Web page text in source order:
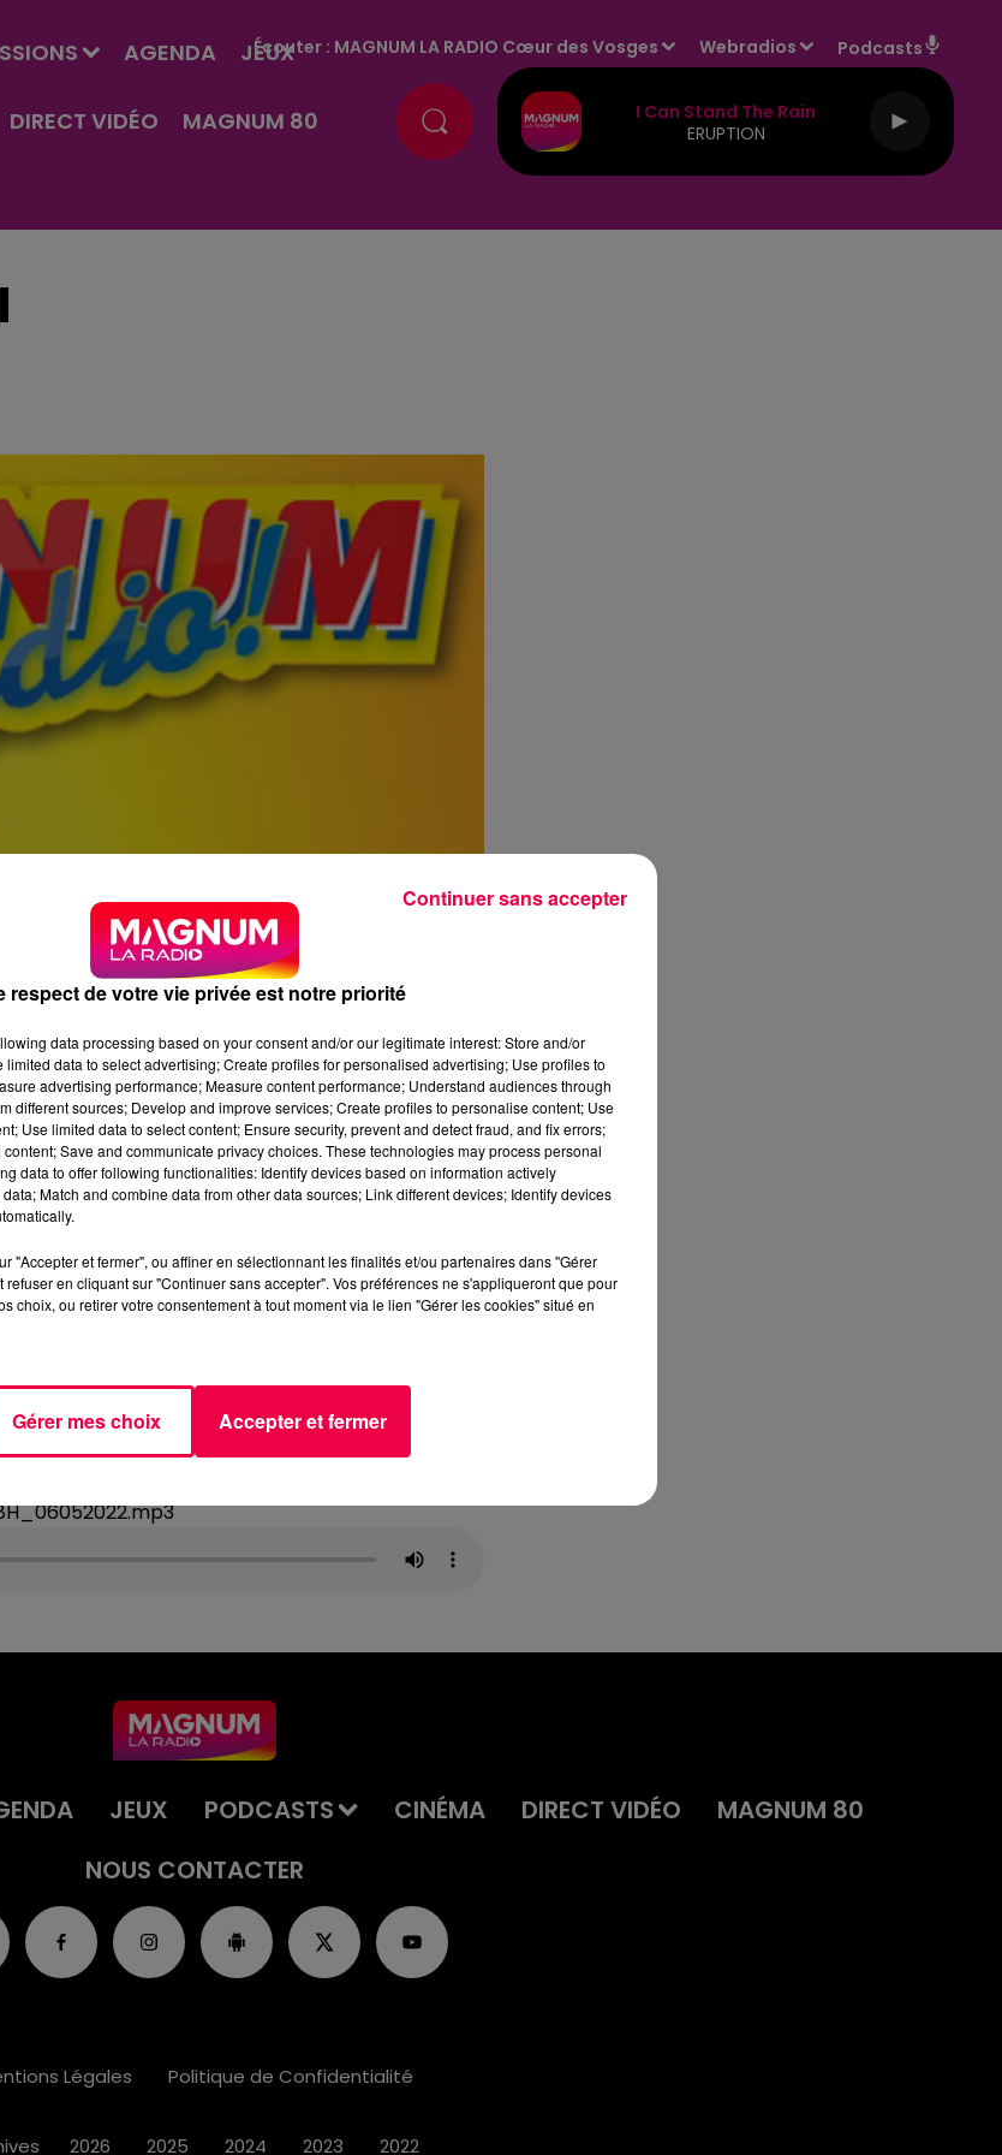
AGENDA JEUX
DIRECT VIDÉO MAGNUM 80
Écouter : MAGNUM LA RADIO Cœur des Vosges Webradios Podcasts
I Can Stand The Rain
ERUPTION
JEUX PODCASTS CINÉMA DIRECT VIDÉO
MAGNUM 80
NOUS CONTACTER
Légales Politique de Confidentialité
2026 2025 2024 2023 2022
respect de votre vie privée est notre priorité
data processing based on your consent and/or our legitimate interest: Store and/or
data to select advertising; Create profiles for personalised advertising; Use profiles to
advertising performance; Measure content performance; Understand audiences through
different sources; Develop and improve services; Create profiles to personalise content; Use
Use limited data to select content; Ensure security, prevent and detect fraud, and fix errors;
Save and communicate privacy choices. These technologies may process personal
data to offer following functionalities: Identify devices based on information actively
Match and combine data from other data sources; Link different devices; Identify devices
"Accepter et fermer", ou affiner en sélectionnant les finalités et/ou partenaires dans "Gérer
en cliquant sur "Continuer sans accepter". Vos préférences ne s'appliqueront que pour
choix, ou retirer votre consentement à tout moment via le lien "Gérer les cookies" situé en
Gérer mes choix Accepter et fermer
Continuer sans accepter